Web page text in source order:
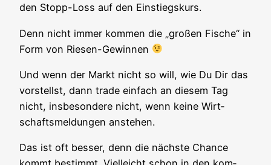
den Stopp-Loss auf den Einstiegskurs.
Denn nicht immer kom­men die „gro­ßen Fische“ in
Form von Riesen-Gewinnen
Und wenn der Markt nicht so will, wie Du Dir das
vor­stellst, dann trade ein­fach an die­sem Tag
nicht, ins­be­son­de­re nicht, wenn kei­ne Wirt­
schafts­mel­dun­gen anstehen.
Das ist oft bes­ser, denn die nächs­te Chan­ce